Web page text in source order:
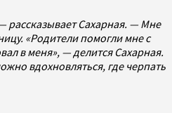
рассказывает Сахарная. — Мне
«Родители помогли мне с
в меня», — делится Сахарная.
вдохновляться, где черпать